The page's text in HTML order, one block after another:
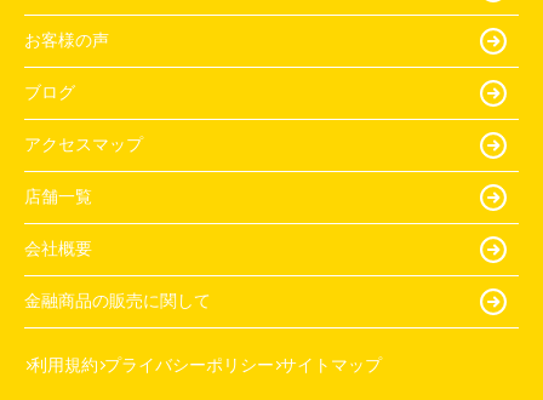
お客様の声
ブログ
アクセスマップ
店舗一覧
会社概要
金融商品の販売に関して
利用規約 プライバシーポリシー サイトマップ